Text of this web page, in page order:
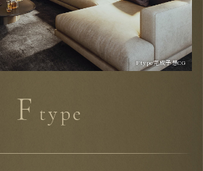
Ftype完成予想CG